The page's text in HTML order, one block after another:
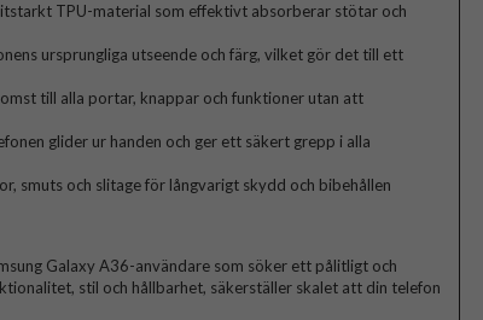
TPU-material som effektivt absorberar stötar och
ursprungliga utseende och färg, vilket gör det till ett
till alla portar, knappar och funktioner utan att
glider ur handen och ger ett säkert grepp i alla
smuts och slitage för långvarigt skydd och bibehållen
Galaxy A36-användare som söker ett pålitligt och
stil och hållbarhet, säkerställer skalet att din telefon